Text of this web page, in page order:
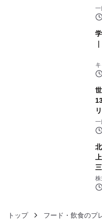
トップ フード・飲食のプ